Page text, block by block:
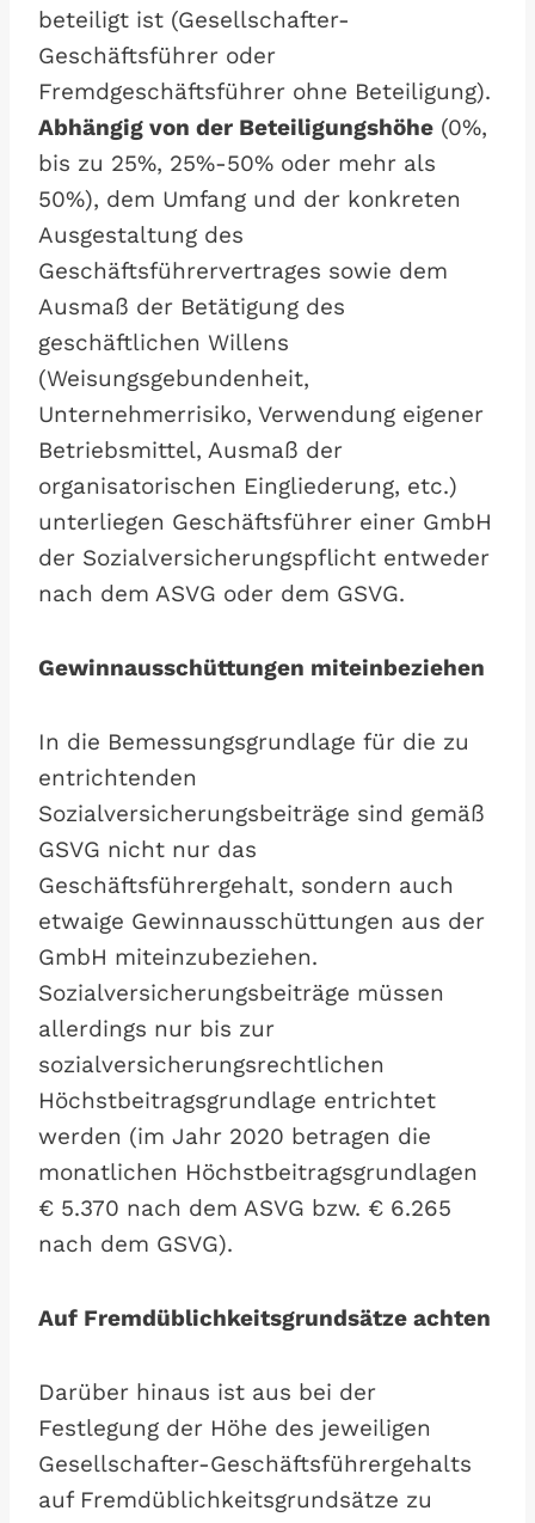
beteiligt ist (Gesellschafter-
Geschäftsführer oder
Fremdgeschäftsführer ohne Beteiligung).
Abhängig von der Beteiligungshöhe (0%,
bis zu 25%, 25%-50% oder mehr als
50%), dem Umfang und der konkreten
Ausgestaltung des
Geschäftsführervertrages sowie dem
Ausmaß der Betätigung des
geschäftlichen Willens
(Weisungsgebundenheit,
Unternehmerrisiko, Verwendung eigener
Betriebsmittel, Ausmaß der
organisatorischen Eingliederung, etc.)
unterliegen Geschäftsführer einer GmbH
der Sozialversicherungspflicht entweder
nach dem ASVG oder dem GSVG.
Gewinnausschüttungen miteinbeziehen
In die Bemessungsgrundlage für die zu
entrichtenden
Sozialversicherungsbeiträge sind gemäß
GSVG nicht nur das
Geschäftsführergehalt, sondern auch
etwaige Gewinnausschüttungen aus der
GmbH miteinzubeziehen.
Sozialversicherungsbeiträge müssen
allerdings nur bis zur
sozialversicherungsrechtlichen
Höchstbeitragsgrundlage entrichtet
werden (im Jahr 2020 betragen die
monatlichen Höchstbeitragsgrundlagen
€ 5.370 nach dem ASVG bzw. € 6.265
nach dem GSVG).
Auf Fremdüblichkeitsgrundsätze achten
Darüber hinaus ist aus bei der
Festlegung der Höhe des jeweiligen
Gesellschafter-Geschäftsführergehalts
auf Fremdüblichkeitsgrundsätze zu